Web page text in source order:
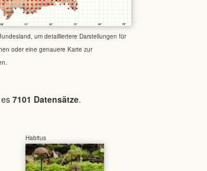
um detailliertere Darstellungen für
oder eine genauere Karte zur
7101 Datensätze.
Habitus